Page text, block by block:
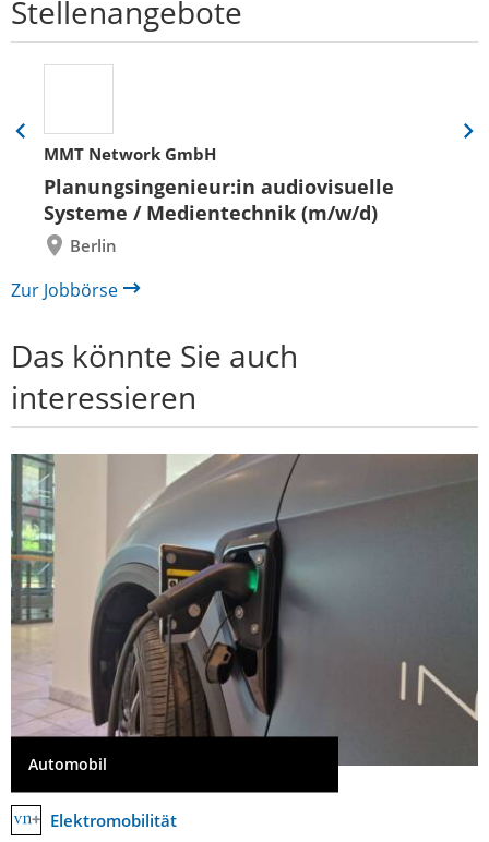
Stellenangebote
MMT Network GmbH
Planungsingenieur:in audiovisuelle
Systeme / Medientechnik (m/w/d)
Berlin
Eine
Folie
zurück
Eine
Zur Jobbörse
Das könnte Sie auch
interessieren
Automobil
Elektromobilität